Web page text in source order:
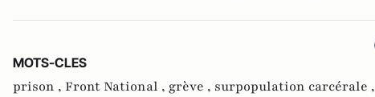
MOTS-CLES
prison , Front National , grève , surpopulation carcérale ,